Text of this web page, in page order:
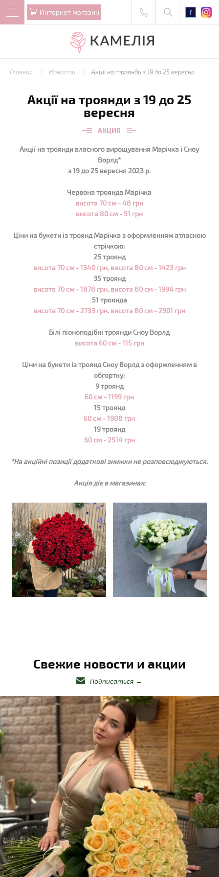
Интернет магазин
Главная Новости Акції на троянди з 19 до 25 вересня
Акції на троянди з 19 до 25
вересня
АКЦИЯ
Акції на троянди власного вирощування Марічка і Сноу
Ворлд*
з 19 до 25 вересня 2023 р.
Червона троянда Марічка
висота 70 см - 48 грн
висота 80 см - 51 грн
Ціни на букети із троянд Марічказ оформленням атласною
стрічкою:
25 троянд
висота 70 см - 1340 грн, висота 80 см - 1423 грн
35 троянд
висота 70 см - 1878 грн, висота 80 см - 1994 грн
51 троянда
висота 70 см - 2733 грн, висота 80 см - 2901 грн
Білі піоноподібні троянди Сноу Ворлд
висота 60 см - 115 грн
Ціни на букети із троянд Сноу Ворлдз оформленням в
обгортку:
9 троянд
60 см - 1199 грн
15 троянд
60 см - 1988 грн
19 троянд
60 см - 2514 грн
*На акційні позиції додаткові знижки не розповсюджуються.
Акція діє в магазинах:
Свежие новости и акции
Подписаться →